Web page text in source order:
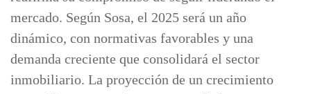
mercado. Según Sosa, el 2025 será un año
dinámico, con normativas favorables y una
demanda creciente que consolidará el sector
inmobiliario. La proyección de un crecimiento